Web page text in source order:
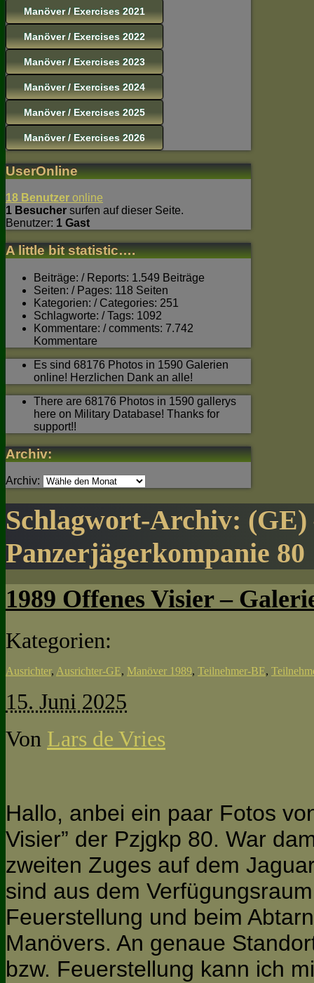
Manöver / Exercises 2021
Manöver / Exercises 2022
Manöver / Exercises 2023
Manöver / Exercises 2024
Manöver / Exercises 2025
Manöver / Exercises 2026
UserOnline
18 Benutzer online
1 Besucher surfen auf dieser Seite.
Benutzer: 1 Gast
A little bit statistic….
Beiträge: / Reports: 1.549 Beiträge
Seiten: / Pages: 118 Seiten
Kategorien: / Categories: 251
Schlagworte: / Tags: 1092
Kommentare: / comments: 7.742
Kommentare
Es sind 68176 Photos in 1590 Galerien
online! Herzlichen Dank an alle!
There are 68176 Photos in 1590 gallerys
here on Military Database! Thanks for
support!!
Archiv:
Archiv:
Schlagwort-Archiv: (GE)
Panzerjägerkompanie 80
1989 Offenes Visier –
Kategorien:
Ausrichter, Ausrichter-GE, Manöver 1989, Teilnehmer-BE,
15. Juni 2025
Von Lars de Vries
Hallo, anbei ein paar Fotos
Visier” der Pzjgkp 80. War
zweiten Zuges auf dem
sind aus dem
Feuerstellung und beim
Manövers. An genaue
bzw. Feuerstellung kann ich